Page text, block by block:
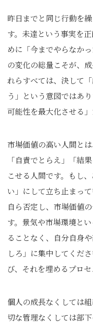
昨日までと同じ行動を
す。未達という事実を
めに「今までやらなか
の変化の総量こそが、
れらすべては、決して
う」という意図ではあ
可能性を最大化させる」
市場価値の高い人間と
「自責でとらえ」「結
こせる人間です。もし
い」にして立ち止まっ
自ら否定し、市場価値
す。景気や市場環境と
ることなく、自分自身
しろ」に集中してくだ
び、それを埋めるプロ
個人の成長なくしては
切な管理なくしては部